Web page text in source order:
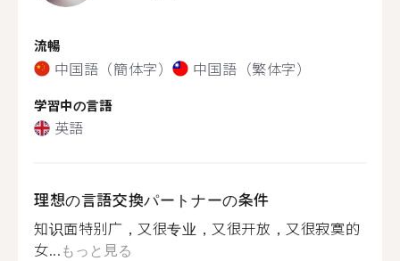
流暢
中国語（簡体字） 中国語（繁体字）
学習中の言語
英語
理想の言語交換パートナーの条件
知识面特别广，又很专业，又很开放，又很寂寞的
女...もっと見る